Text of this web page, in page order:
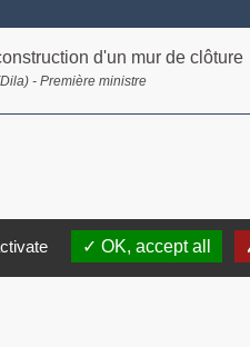
d'un mur de clôture
- Première ministre
OK, accept all